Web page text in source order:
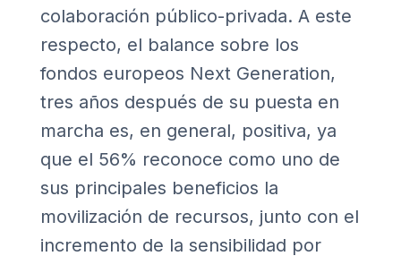
colaboración público-privada. A este
respecto, el balance sobre los
fondos europeos Next Generation,
tres años después de su puesta en
marcha es, en general, positiva, ya
que el 56% reconoce como uno de
sus principales beneficios la
movilización de recursos, junto con el
incremento de la sensibilidad por